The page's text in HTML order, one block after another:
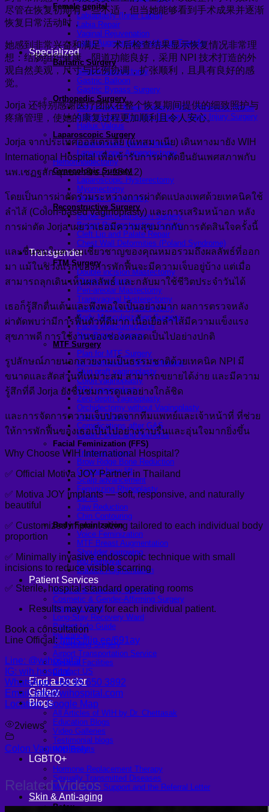
Female genital
Labiaplasty (Inner Labia)
Labia Repair
Vaginal Rejuvenation
Labia Augmentation with Fat Transfer
Specialized
Bariatric Surgery
Sleeve Gastrectomy
Gastric Balloon
Gastric Bypass Surgery
Orthopedic Surgery
Arthroscopic Knee Surgery | ACL, Meniscus Repair
Arthroscopic Shoulder Surgery: Sport Injury Surgery
Hallux Valgus
Laparoscopic Surgery
Laparoscopic Hernia Repair
Laparoscopic Appendectomy
Hemorrhoidectomy
Gynecologic Surgery
Laparoscopic Hysterectomy
Myomectomy
Ovarian Cystectomy
Reconstructive Surgery
Nipple Reconstruction Surgery
Breast Reconstruction Surgery
Cleft Lip and Palate Repair
Chest Wall Deformities (Poland Syndrome)
Transgender
FTM Surgery
Double incision Mastectomy
Cheek Implants
Peri-areolar Mastectomy
Transvaginal Hysterectomy
Laparoscopic Hysterectomy
Body Masculinization Surgery
Facial Masculinization
Non-Binary Surgery
MTF Surgery
Plan for MTF Surgery
Dr. Chettasak’s NPI Technique
Skin graft vaginoplasty
Colon vaginoplasty
PPV vaginoplasty
Zero depth vaginoplasty
Orchidectomy without Vaginoplasty
Vaginal Dilation
Complications after GAS
Colon Foods and Nutrients
Facial Feminization (FFS)
Tracheal shave
Brow Ridge Bone Reduction
Coronal brow lift
Scalp advancement
Feminizing Rhinoplasty
Lip lift
Jaw Reduction
Chin Contouring
Body Feminization
Voice Feminization
MTF Breast Augmentation
Shoulder narrowing
Rib Removal
Buttock Augmentation
Patient Services
Medical & Specialty Services
Cosmetic & Gender-Affirming Surgery
Inpatient Ward
Long-Stay Recovery Ward
Patient Info Guide
Insurance
Scheduling Surgery
Airport Transportation Service
Medical Facilities
Contact US
Find a Doctor
Gallery
Blogs
All Articles of WIH by Dr. Chettasak
Education Blogs
Video Galleries
Testimonial blogs
WIH Events
LGBTQ+
Hormone Replacement Therapy
Sexually Transmitted Diseases
Mental Health Support and the Referral Letter
Skin & Anti-aging
Botox
尽管在恢复初期有一些不适，但当她能够看到手术成果并逐渐
恢复日常活动时，
她感到非常兴奋和满足。 术后检查结果显示恢复情况非常理
想：结肠组织健康，阴道功能良好，采用 NPI 技术打造的外
观自然美观，尺寸与比例协调，扩张顺利，且具有良好的感
觉。
Jorja 还特别感谢医疗团队在整个恢复期间提供的细致照护与
疼痛管理，使她的康复过程更加顺利且令人安心。
Jorja จากประเทศออสเตรเลีย (แทสมาเนีย) เดินทางมายัง WIH
International Hospital เพื่อเข้ารับการผ่าตัดยืนยันเพศสภาพกับ
นพ.เชฏฐสัก ตุลยพานิช (ว.15412)
โดยเป็นการผ่าตัดร่วมระหว่างการผ่าตัดแปลงเพศด้วยเทคนิคใช้
ลำไส้ (Colon-based vaginoplasty) และการเสริมหน้าอก หลัง
การผ่าตัด Jorja เผยว่าเธอมีความสุขมากกับการตัดสินใจครั้งนี้
และชื่นชมในความเชี่ยวชาญของคุณหมอรวมถึงผลลัพธ์ที่ออก
มา แม้ในช่วงแรกของการพักฟื้นจะมีความเจ็บอยู่บ้าง แต่เมื่อ
สามารถลุกเดิน เห็นผลลัพธ์ และกลับมาใช้ชีวิตประจำวันได้
เธอก็รู้สึกตื่นเต้นและพึงพอใจเป็นอย่างมาก ผลการตรวจหลัง
ผ่าตัดพบว่ามีการฟื้นตัวที่ดีมาก เนื้อเยื่อลำไส้มีความแข็งแรง
สุขภาพดี การใช้งานของช่องคลอดเป็นไปอย่างปกติ
รูปลักษณ์ภายนอกสวยงามเป็นธรรมชาติด้วยเทคนิค NPI มี
ขนาดและสัดส่วนที่เหมาะสม สามารถขยายได้ง่าย และมีความ
รู้สึกที่ดี Jorja ยังชื่นชมการดูแลอย่างใกล้ชิด
และการจัดการความเจ็บปวดจากทีมแพทย์และเจ้าหน้าที่ ที่ช่วย
ให้การพักฟื้นของเธอเป็นไปอย่างราบรื่นและอุ่นใจมากยิ่งขึ้น
Why Choose WIH International Hospital?
✅ Official Motiva JOY Partner in Thailand
✅ Motiva JOY implants — soft, responsive, and naturally
beautiful
✅ Customized implant sizing tailored to each individual body
proportion
✅ Minimally invasive endoscopic technique with small
incisions to reduce visible scarring
✅ Sterile, hospital-standard operating rooms
Results may vary for each individual patient.
Book a consultation
Line Official:https://lin.ee/691ay
Line: @wihospital
IG: wih.hospital
WhatsApp: +66 95 650 3892
Email: info@wihospital.com
Location: Google Map
2views
Colon Vaginoplasty
Related Videos